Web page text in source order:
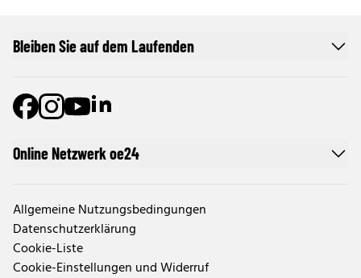
Online Netzwerk oe24
Allgemeine Nutzungsbedingungen
Datenschutzerklärung
Cookie-Liste
Cookie-Einstellungen und Widerruf
Bleiben Sie auf dem Laufenden